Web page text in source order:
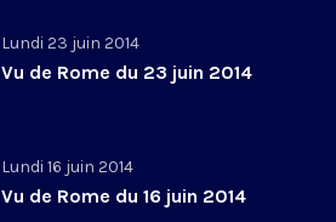
Lundi 23 juin 2014
Vu de Rome du 23 juin 2014
Lundi 16 juin 2014
Vu de Rome du 16 juin 2014